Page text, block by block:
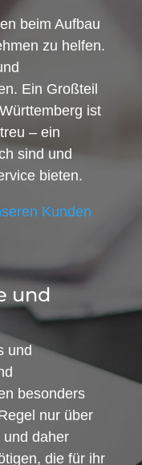
beim Aufbau
zu helfen.
Ein Großteil
ist
– ein
sind und
bieten.
Kunden
und
und
besonders
nur über
daher
die für ihr